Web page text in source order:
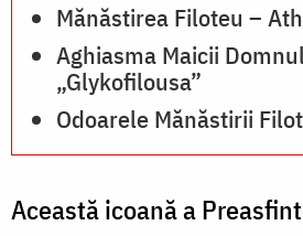
Mănăstirea Filoteu –
Aghiasma Maicii
„Glykofilousa”
Odoarele Mănăstirii
Această icoană a